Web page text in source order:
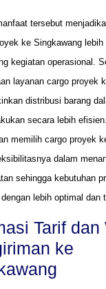
tersebut
ke Singkawang
kegiatan operasional.
layanan cargo proyek
distribusi barang
secara lebih
memilih cargo proyek
dalam
sehingga kebutuhan
lebih optimal dan
Tarif dan
ke